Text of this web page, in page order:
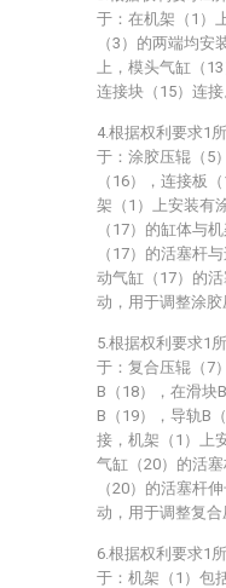
于：在机架（1）
（3）的两端均安
上，模头气缸（
连接块（15）连接
4.根据权利要求1
于：涂胶压辊（5
（16），连接板
架（1）上安装有
（17）的缸体与
（17）的活塞杆
动气缸（17）的
动，用于调整涂胶
5.根据权利要求1
于：复合压辊（7
B（18），在滑块
B（19），导轨B
接，机架（1）上
气缸（20）的活
（20）的活塞杆
动，用于调整复合
6.根据权利要求1
于：机架（1）包